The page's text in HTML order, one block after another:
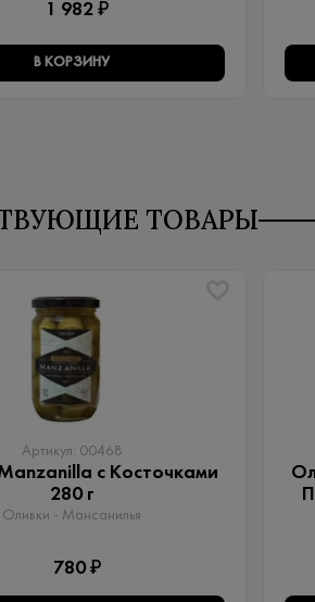
1 982 ₽
В КОРЗИНУ
ТОВАРЫ
Артикул: 00468
с Косточками
280 г
Оливки - Мансанилья
780 ₽